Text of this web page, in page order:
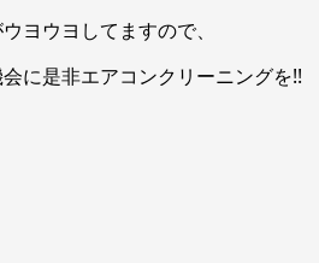
ヨウヨしてますので、
に是非エアコンクリーニングを!!